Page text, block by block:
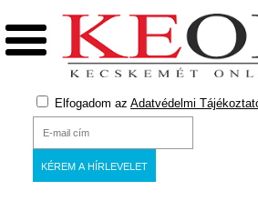
Elfogadom az Adatvédelmi